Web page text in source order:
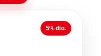
5% dto.